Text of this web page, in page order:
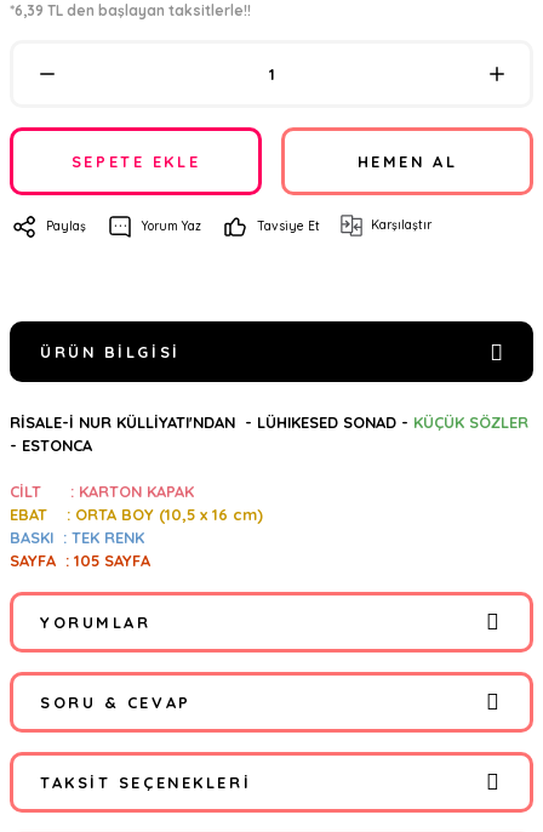
*6,39 TL den başlayan taksitlerle!!
SEPETE EKLE HEMEN AL
Paylaş Yorum Yaz Tavsiye Et Karşılaştır
ÜRÜN BILGISI
RİSALE-İ NUR KÜLLİYATI'NDAN - LÜHIKESED SONAD - KÜÇÜK SÖZLER
- ESTONCA
CİLT : KARTON KAPAK
EBAT : ORTA BOY (10,5 x 16 cm)
BASKI : TEK RENK
SAYFA : 105 SAYFA
YORUMLAR
Bu ürüne ilk yorumu siz yapın!
Yorum Yaz
SORU & CEVAP
Ürün hakkında henüz soru sorulmamış.
TAKSIT SEÇENEKLERI